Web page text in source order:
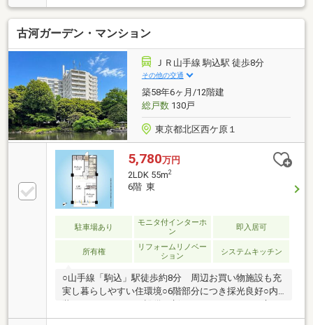
並みでお過ごし頂けます♪◆スーパー、コンビニ、公
園等、生活環境良好♪◆同仕様モデルハウスのご案内
や建物プレゼンテーションも随時受付中♪是非、現地
をご確認ください！♪物件の詳細はADCAST上池台支店
の担当秋山まで【０１２０－９４１－２９８】
♪☆━━━…‥・ ━☆━ ・‥…━━━☆
古河ガーデン・マンション
ＪＲ山手線 駒込駅 徒歩8分
その他の交通
築58年6ヶ月/12階建
総戸数130戸
東京都北区西ケ原１
5,780万円
2LDK 55m2
6階 東
駐車場あり
モニタ付インターホ
ン
即入居可
所有権
リフォームリノベー
ション
システムキッチン
○山手線「駒込」駅徒歩約8分 周辺お買い物施設も充
実し暮らしやすい住環境○6階部分につき採光良好○内
換・ユニットバス交換・洗面化粧台、トイレ交換・フ